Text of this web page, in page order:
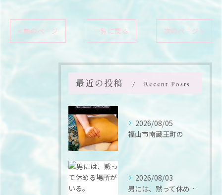
< 前のページ 一覧に戻る 次のページ >
最近の投稿 Recent Posts
2026/08/05
福山市南蔵王町の
2026/08/03
男には、黙って休める場所がいる。